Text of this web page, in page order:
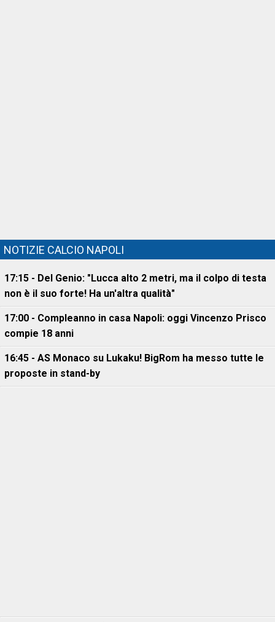
NOTIZIE CALCIO NAPOLI
17:15 - Del Genio: "Lucca alto 2 metri, ma il colpo di testa
non è il suo forte! Ha un'altra qualità"
17:00 - Compleanno in casa Napoli: oggi Vincenzo Prisco
compie 18 anni
16:45 - AS Monaco su Lukaku! BigRom ha messo tutte le
proposte in stand-by